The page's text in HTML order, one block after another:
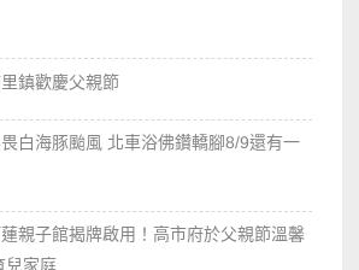
鎮歡慶父親節
白海豚颱風 北車浴佛鑽轎腳8/9還有一
親子館揭牌啟用！高市府於父親節溫馨
兒家庭